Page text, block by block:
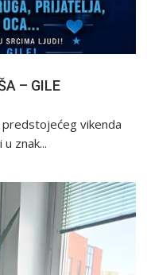
– GILE
vikenda
znak...